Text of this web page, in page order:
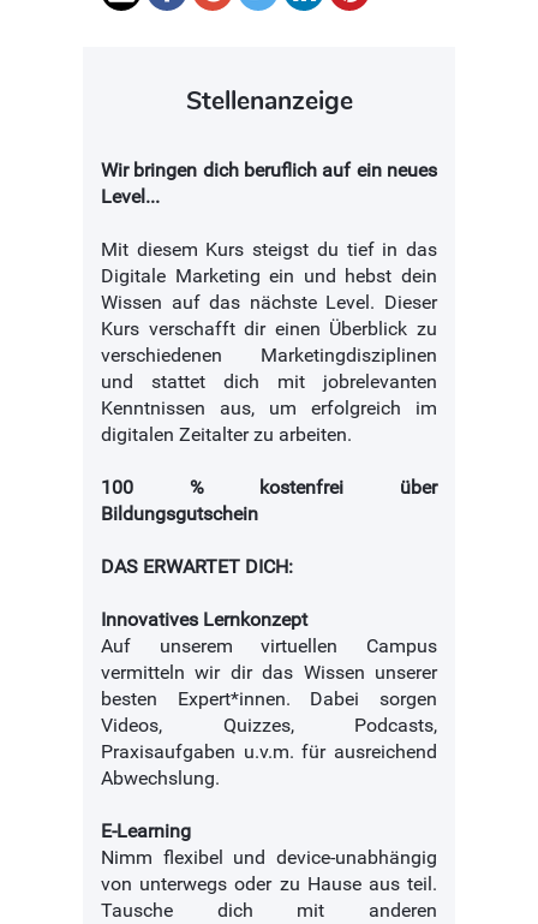
Stellenanzeige
Wir bringen dich beruflich auf ein neues
Level...
Mit diesem Kurs steigst du tief in das
Digitale Marketing ein und hebst dein
Wissen auf das nächste Level. Dieser
Kurs verschafft dir einen Überblick zu
verschiedenen Marketingdisziplinen
und stattet dich mit jobrelevanten
Kenntnissen aus, um erfolgreich im
digitalen Zeitalter zu arbeiten.
100 % kostenfrei über
Bildungsgutschein
DAS ERWARTET DICH:
Innovatives Lernkonzept
Auf unserem virtuellen Campus
vermitteln wir dir das Wissen unserer
besten Expert*innen. Dabei sorgen
Videos, Quizzes, Podcasts,
Praxisaufgaben u.v.m. für ausreichend
Abwechslung.
E-Learning
Nimm flexibel und device-unabhängig
von unterwegs oder zu Hause aus teil.
Tausche dich mit anderen